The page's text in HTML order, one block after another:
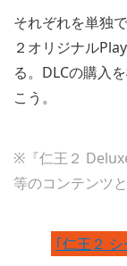
それぞれを単独
２オリジナル
る。DLCの購入
こう。
※『仁王２
等のコンテンツ
｢仁王２